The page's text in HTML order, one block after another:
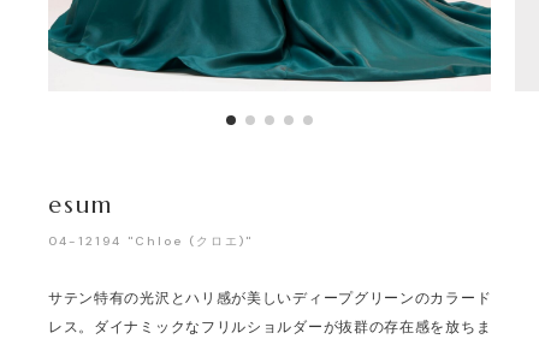
esum
04-12194 "Chloe (クロエ)"
サテン特有の光沢とハリ感が美しいディープグリーンのカラード
レス。ダイナミックなフリルショルダーが抜群の存在感を放ちま